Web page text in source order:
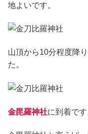
地よいです。
山頂から10分程度降
た。
金毘羅神社に到着です